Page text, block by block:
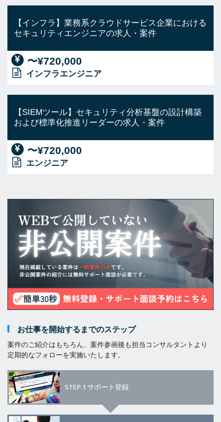
【インフラ】業務系クラウドサービス企業における
セキュリティエンジニアの求人・案件
〜¥720,000
インフラエンジニア
【SIEMツール】セキュリティ分析基盤の設計構築
および標準化推進リーダーの求人・案件
〜¥720,000
エンジニア
お仕事を開始するまでのステップ
案件のご紹介はもちろん、案件参画後も担当コンサルタントより
定期的なフォローを実施いたします。
STEP.1 サポート登録